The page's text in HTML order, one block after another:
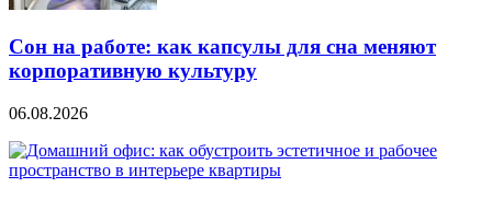
Сон на работе: как капсулы для сна меняют
корпоративную культуру
06.08.2026